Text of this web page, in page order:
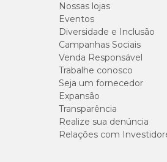
Medidas aproximadas
Comprimento
7 cm
Nossas lojas
Eventos
Diversidade e Inclusão
Campanhas Sociais
Venda Responsável
Trabalhe conosco
Seja um fornecedor
Expansão
Transparência
Realize sua denúncia
Relações com